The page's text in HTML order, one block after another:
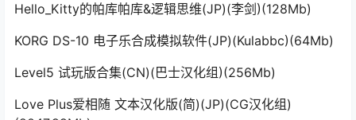
Hello_Kitty的帕库帕库&逻辑思维(JP)(李剑)(128Mb)
KORG DS-10 电子乐合成模拟软件(JP)(Kulabbc)(64Mb)
Level5 试玩版合集(CN)(巴士汉化组)(256Mb)
Love Plus爱相随 文本汉化版(简)(JP)(CG汉化组)